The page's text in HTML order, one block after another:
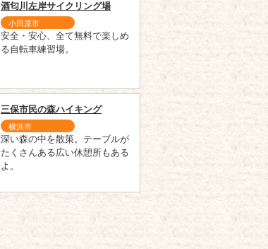
酒匂川左岸サイクリング場
小田原市
安全・安心、全て無料で楽しめ
る自転車練習場。
三保市民の森ハイキング
横浜市
深い森の中を散策。テーブルが
たくさんある広い休憩所もある
よ。